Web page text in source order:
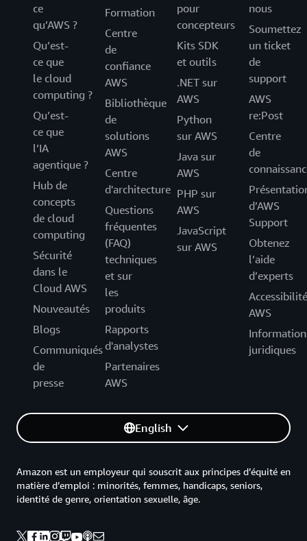
ce
qu’AWS ?
Qu’est-
ce que
le cloud
computing ?
Qu’est-
ce que
l’IA
agentique ?
Hub de
concepts
de cloud
computing
Sécurité
dans le
Cloud AWS
Nouveautés
Blogs
Communiqués
de
presse
Formation
Centre
de
confiance
AWS
Bibliothèque
de
solutions
AWS
Centre
d'architecture
Questions
fréquentes
(FAQ)
techniques
et sur
les
produits
Rapports
d'analystes
Partenaires
AWS
pour
concepteurs
Kits SDK
et outils
.NET sur
AWS
Python
sur AWS
Java sur
AWS
PHP sur
AWS
JavaScript
sur AWS
nous
Soumettez
un ticket
de
support
AWS
re:Post
Centre
de
d’AWS
Support
Obtenez
l’aide
d’experts
Accessibilité
AWS
juridiques
English
Amazon est un employeur qui souscrit aux principes d’équité en
matière d’emploi : minorités, femmes, handicaps, seniors,
identité de genre, orientation sexuelle, âge.